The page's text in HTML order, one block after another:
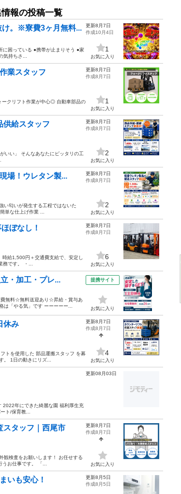
報の投稿一覧
け。※寮費3ヶ月無料...
に困っている ●携帯が止まりそう ●家
気持ちさ...
更新8月7日
作成10月4日
1
お気に入り
業スタッフ
ークリフト作業が中心◎ 自動車部品の
更新8月7日
作成8月7日
1
お気に入り
供給スタッフ
いい」 そんなあなたにピッタリの工
更新8月7日
作成8月7日
2
お気に入り
場！ウレタン製...
い匂いが発生する工程ではないた
単な仕上げ作業 ...
更新8月7日
作成8月7日
2
お気に入り
ぼなし！
給1,500円＋交通費支給で、安定し
です。 ・...
更新8月7日
作成8月7日
6
お気に入り
・加工・プレ...
無料☆無料送迎あり☆昇給・賞与あ
「やる気」です ーーーーー...
提携サイト
お気に入り
休み
トを使用した 部品運搬スタッフ を募
。 1日の動きにリズ...
更新8月7日
作成8月7日
4
お気に入り
2022年にできた綺麗な園 福利厚生充
ト/保育教...
更新08月03日
スタッフ｜西尾市
観検査をお願いします！ お任せする
お仕事です。 「...
更新8月7日
作成8月7日
お気に入り
いも安心！
更新8月5日
作成8月5日